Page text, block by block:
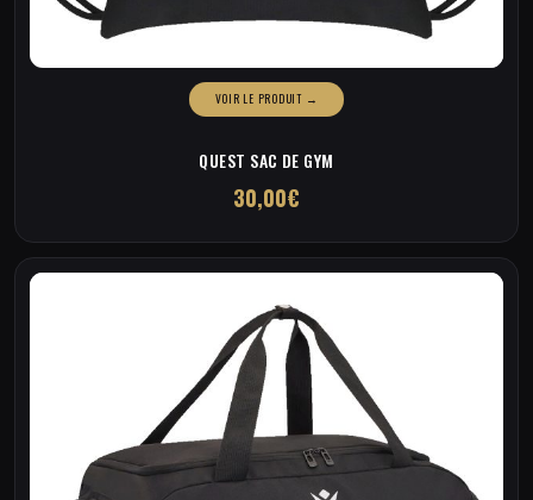
QUEST SAC DE GYM
€
30,00